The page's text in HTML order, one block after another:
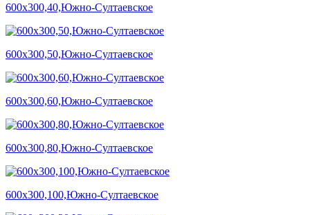
600х300,40,Южно-Султаевское
600х300,50,Южно-Султаевское
600х300,60,Южно-Султаевское
600х300,80,Южно-Султаевское
600х300,100,Южно-Султаевское